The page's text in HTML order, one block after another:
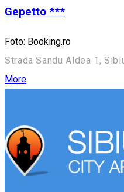
Gepetto ***
Foto: Booking.ro
Strada Sandu Aldea 1,
More